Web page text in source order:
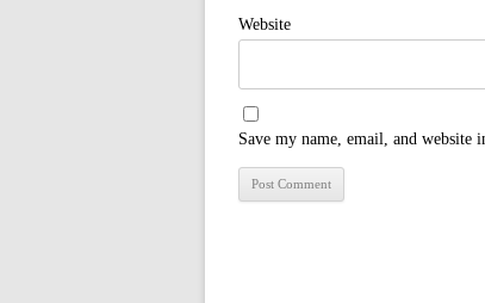
Website
Save my name, email, and